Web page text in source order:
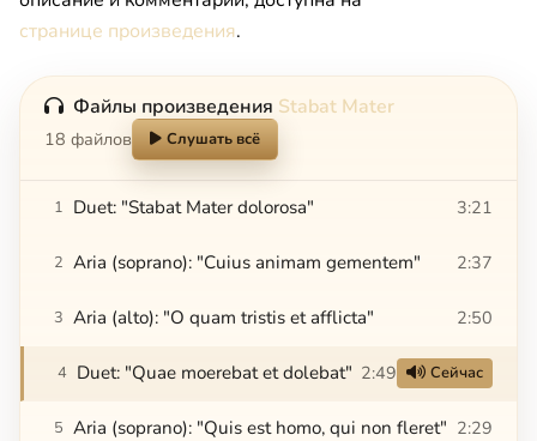
странице произведения.
Файлы произведения Stabat Mater
18 файлов Слушать всё
1 Duet: "Stabat Mater dolorosa" 3:21
2 Aria (soprano): "Cuius animam gementem" 2:37
3 Aria (alto): "O quam tristis et afflicta" 2:50
4 Duet: "Quae moerebat et dolebat" 2:49 Сейчас
5 Aria (soprano): "Quis est homo, qui non fleret" 2:29